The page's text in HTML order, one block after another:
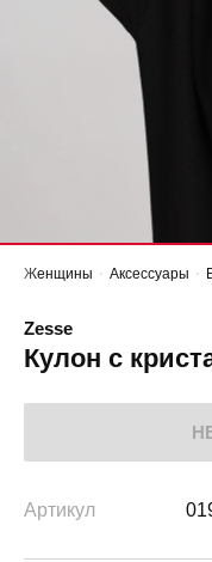
Женщины Аксессуары
Zesse
Кулон с
Артикул